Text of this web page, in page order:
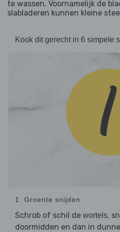
te wassen. Voornamelijk de
slabladeren kunnen kleine
Kook dit gerecht in 6 simpele
1. Groente snijden
Schrob of schil de wortels,
doormidden en dan in